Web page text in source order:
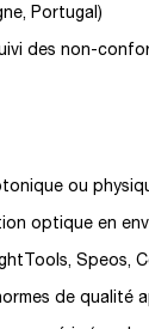
Portugal)
des non-
ou
optique en
Speos,
de qualité